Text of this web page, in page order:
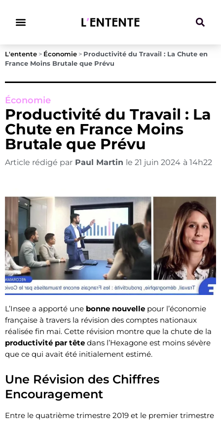
L'entente > Économie > Productivité du Travail : La Chute en
France Moins Brutale que Prévu
Économie
Productivité du Travail : La
Chute en France Moins
Brutale que Prévu
Article rédigé par Paul Martin le 21 juin 2024 à 14h22
L’Insee a apporté une bonne nouvelle pour l’économie
française à travers la révision des comptes nationaux
réalisée fin mai. Cette révision montre que la chute de la
productivité par tête dans l’Hexagone est moins sévère
que ce qui avait été initialement estimé.
Une Révision des Chiffres
Encouragement
Entre le quatrième trimestre 2019 et le premier trimestre